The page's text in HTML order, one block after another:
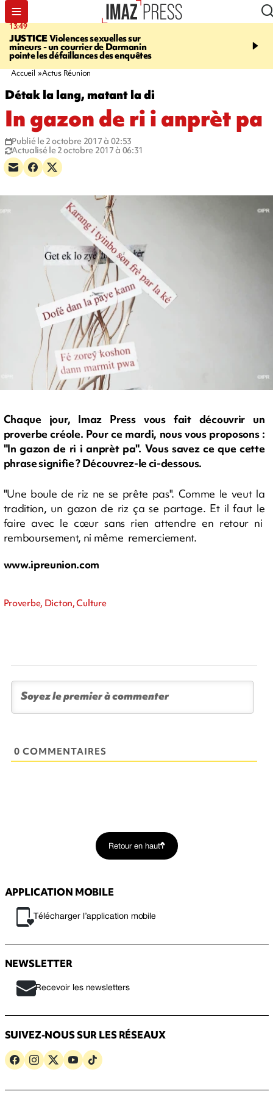
13:49
JUSTICEViolences sexuelles sur
mineurs - un courrier de Darmanin
pointe les défaillances des enquêtes
17:59
Corniche - la route du
Accueil Actus Réunion
Détak la lang, matant la di
In gazon de ri i anprèt pa
Publié le 2 octobre 2017 à 02:53
Actualisé le 2 octobre 2017 à 06:31
Chaque jour, Imaz Press vous fait découvrir un
proverbe créole. Pour ce mardi, nous vous proposons :
"In gazon de ri i anprèt pa". Vous savez ce que cette
phrase signifie ? Découvrez-le ci-dessous.
"Une boule de riz ne se prête pas". Comme le veut la
tradition, un gazon de riz ça se partage. Et il faut le
faire avec le cœur sans rien attendre en retour ni
remboursement, ni même remerciement.
www.ipreunion.com
Proverbe, Dicton, Culture
0 COMMENTAIRES
Retour en haut
APPLICATION MOBILE
Télécharger l’application mobile
NEWSLETTER
Recevoir les newsletters
SUIVEZ-NOUS SUR LES RÉSEAUX